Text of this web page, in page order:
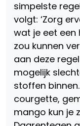
simpelste
volgt: ‘Zorg
wat je eet een
zou kunnen
aan deze
mogelijk
stoffen
courgette,
mango kun je